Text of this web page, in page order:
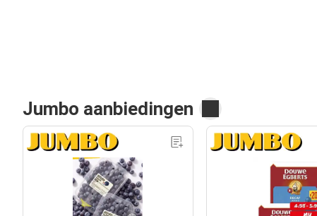
Jumbo aanbiedingen